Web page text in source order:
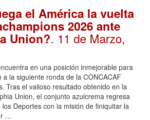
el América la vuelta
2026 ante
Union?. 11 de Marzo,
en una posición inmejorable para
a la siguiente ronda de la CONCACAF
Tras el valioso resultado obtenido en la
Union, el conjunto azulcrema regresa
Deportes con la misión de finiquitar la
…